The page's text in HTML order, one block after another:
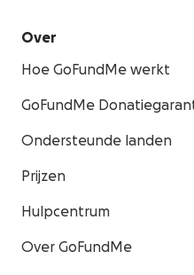
Over
Hoe GoFundMe werkt
GoFundMe
Ondersteunde landen
Prijzen
Hulpcentrum
Over GoFundMe